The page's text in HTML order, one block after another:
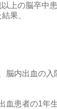
上の脳卒中
果、
脳内出血の入
血患者の1年